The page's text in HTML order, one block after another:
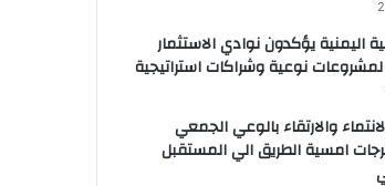
اليمنية يؤكدون نوادي الاستثمار
نوعية وشراكات استراتيجية
والارتقاء بالوعي الجمعي
امسية الطريق الي المستقبل